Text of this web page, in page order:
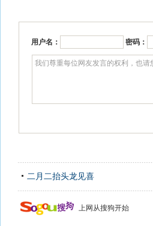
用户名： 密码：
二月二抬头龙见喜
上网从搜狗开始